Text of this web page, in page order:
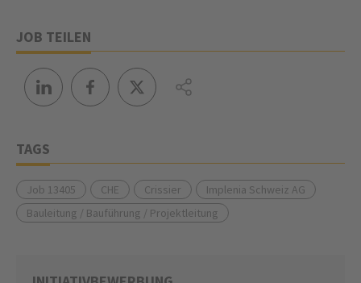
JOB TEILEN
TAGS
Job 13405 CHE Crissier
Implenia Schweiz AG
Bauleitung / Bauführung / Projektleitung